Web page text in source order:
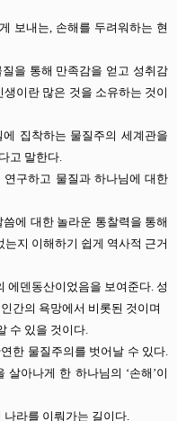
보내는, 손해를 두려워하는 현
을 통해 만족감을 얻고 성취감
생이란 많은 것을 소유하는 것이
집착하는 물질주의 세계관을
고 말한다.
구하고 물질과 하나님에 대한
에 대한 놀라운 통찰력을 통해
지 이해하기 쉽게 역사적 근거
에덴동산이었음을 보여준다. 성
간의 욕망에서 비롯된 것이며
수 있을 것이다.
한 물질주의를 벗어날 수 있다.
살아나게 한 하나님의 ‘손해 ’이
나라를 이뤄가는 길이다.